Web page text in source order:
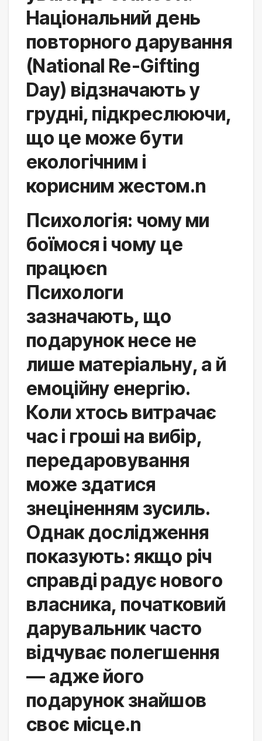
Національний день
повторного дарування
(National Re-Gifting
Day) відзначають у
грудні, підкреслюючи,
що це може бути
екологічним і
корисним жестом.n
Психологія: чому ми
боїмося і чому це
працюєn
Психологи
зазначають, що
подарунок несе не
лише матеріальну, а й
емоційну енергію.
Коли хтось витрачає
час і гроші на вибір,
передаровування
може здатися
знеціненням зусиль.
Однак дослідження
показують: якщо річ
справді радує нового
власника, початковий
дарувальник часто
відчуває полегшення
— адже його
подарунок знайшов
своє місце.n